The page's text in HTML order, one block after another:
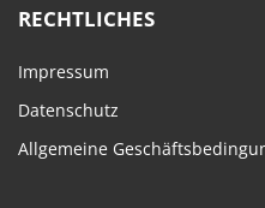
RECHTLICHES
Impressum
Datenschutz
Allgemeine